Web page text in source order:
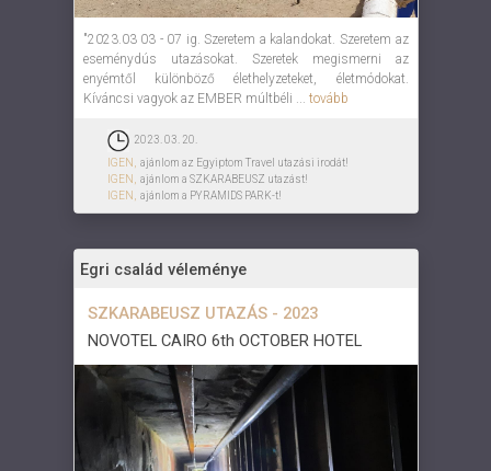
"2023.03 03 - 07 ig. Szeretem a kalandokat. Szeretem az
eseménydús utazásokat. Szeretek megismerni az
enyémtől különböző élethelyzeteket, életmódokat.
Kíváncsi vagyok az EMBER múltbéli ... tovább
2023. 03. 20.
IGEN,
ajánlom az Egyiptom Travel utazási irodát!
IGEN,
ajánlom a SZKARABEUSZ utazást!
IGEN,
ajánlom a PYRAMIDS PARK-t!
Egri család véleménye
SZKARABEUSZ UTAZÁS - 2023
NOVOTEL CAIRO 6th OCTOBER HOTEL